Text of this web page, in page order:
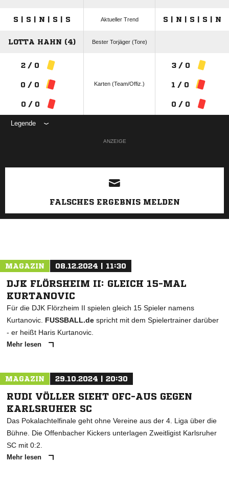
S | S | N | S | S Aktueller Trend S | N | S | S | N
LOTTA HAHN (4) Bester Torjäger (Tore)
2 / 0
0 / 0
0 / 0
Karten (Team/Offiz.)
3 / 0
1 / 0
0 / 0
Legende
ANZEIGE
FALSCHES ERGEBNIS MELDEN
MAGAZIN 08.12.2024 | 11:30
DJK FLÖRSHEIM II: GLEICH 15-MAL
KURTANOVIC
Für die DJK Flörzheim II spielen gleich 15 Spieler namens
Kurtanovic. FUSSBALL.de spricht mit dem Spielertrainer darüber
- er heißt Haris Kurtanovic.
Mehr lesen
MAGAZIN 29.10.2024 | 20:30
RUDI VÖLLER SIEHT OFC-AUS GEGEN
KARLSRUHER SC
Das Pokalachtelfinale geht ohne Vereine aus der 4. Liga über die
Bühne. Die Offenbacher Kickers unterlagen Zweitligist Karlsruher
SC mit 0:2.
Mehr lesen